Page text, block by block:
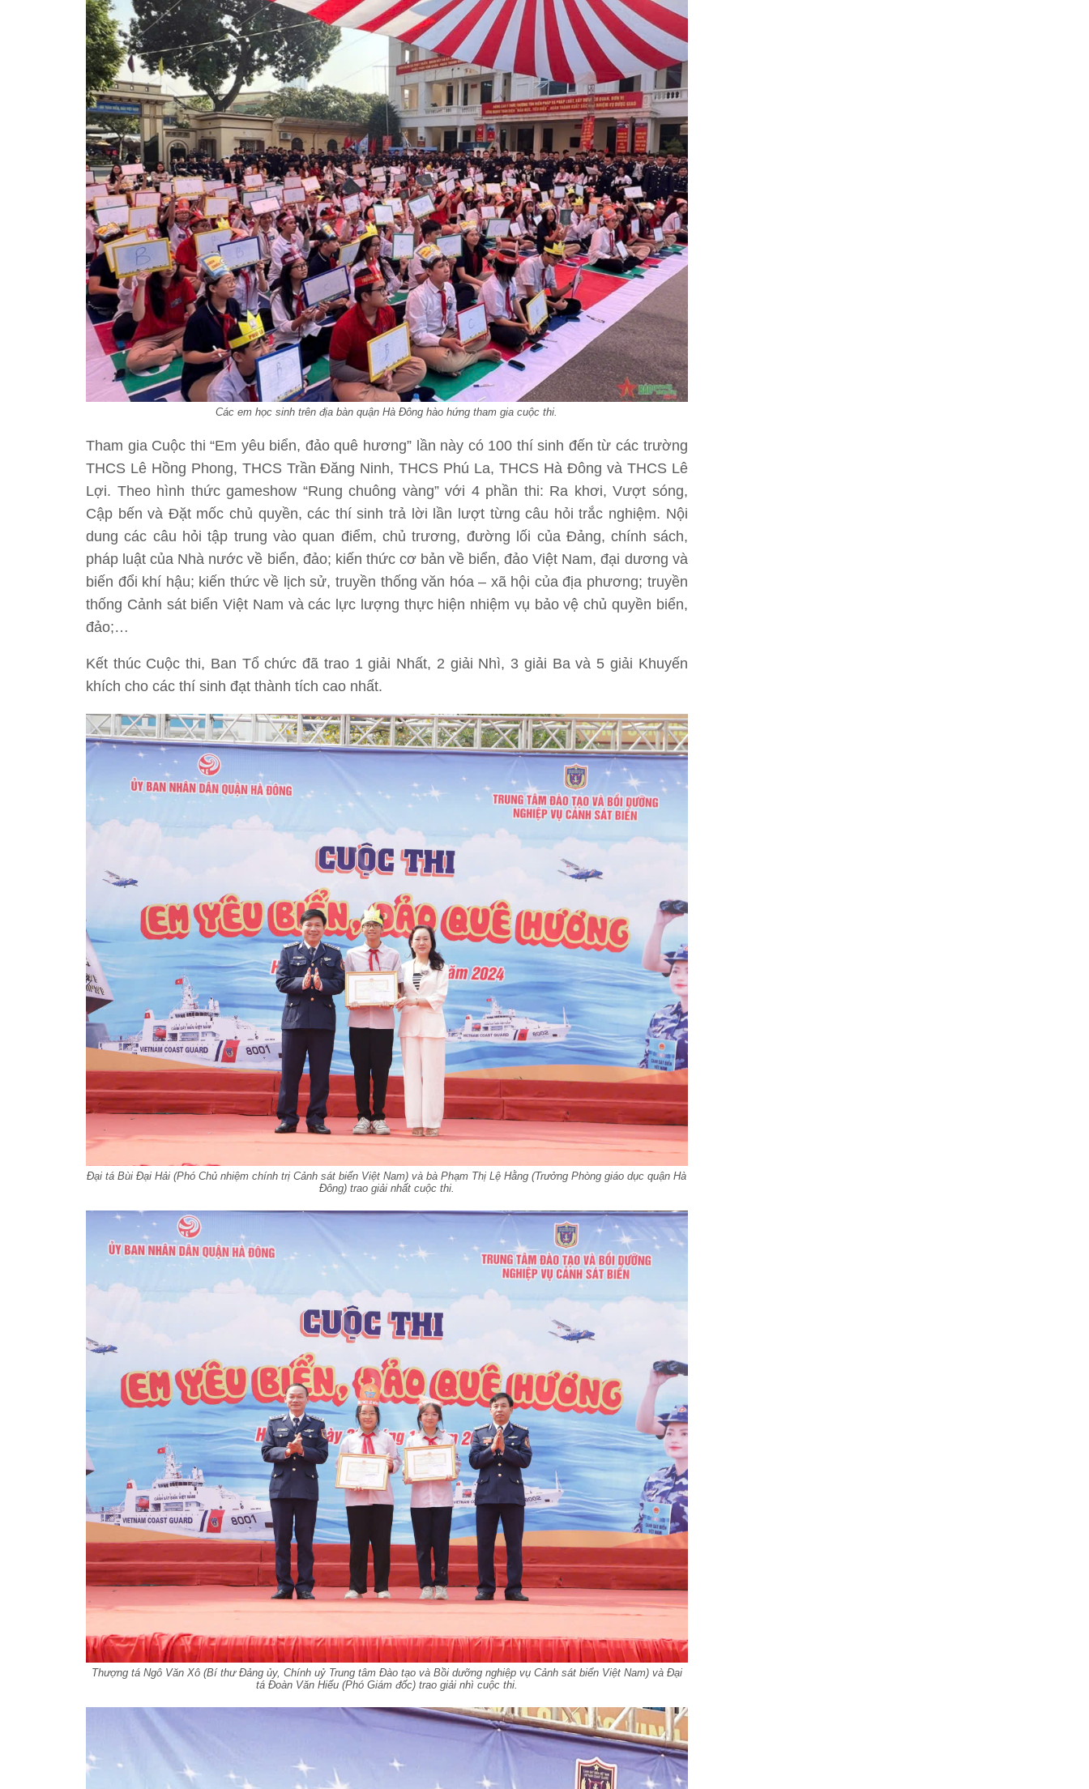
Các em học sinh trên địa bàn quận Hà Đông hào hứng tham gia cuộc thi.
Tham gia Cuộc thi “Em yêu biển, đảo quê hương” lần này có 100 thí sinh đến từ các trường
THCS Lê Hồng Phong, THCS Trần Đăng Ninh, THCS Phú La, THCS Hà Đông và THCS Lê
Lợi. Theo hình thức gameshow “Rung chuông vàng” với 4 phần thi: Ra khơi, Vượt sóng,
Cập bến và Đặt mốc chủ quyền, các thí sinh trả lời lần lượt từng câu hỏi trắc nghiệm. Nội
dung các câu hỏi tập trung vào quan điểm, chủ trương, đường lối của Đảng, chính sách,
pháp luật của Nhà nước về biển, đảo; kiến thức cơ bản về biển, đảo Việt Nam, đại dương và
biến đổi khí hậu; kiến thức về lịch sử, truyền thống văn hóa – xã hội của địa phương; truyền
thống Cảnh sát biển Việt Nam và các lực lượng thực hiện nhiệm vụ bảo vệ chủ quyền biển,
đảo;…
Kết thúc Cuộc thi, Ban Tổ chức đã trao 1 giải Nhất, 2 giải Nhì, 3 giải Ba và 5 giải Khuyến
khích cho các thí sinh đạt thành tích cao nhất.
Đại tá Bùi Đại Hải (Phó Chủ nhiệm chính trị Cảnh sát biển Việt Nam) và bà Phạm Thị Lệ Hằng (Trưởng Phòng giáo dục quận Hà
Đông) trao giải nhất cuộc thi.
Thượng tá Ngô Văn Xô (Bí thư Đảng ủy, Chính uỷ Trung tâm Đào tạo và Bồi dưỡng nghiệp vụ Cảnh sát biển Việt Nam) và Đại
tá Đoàn Văn Hiếu (Phó Giám đốc) trao giải nhì cuộc thi.